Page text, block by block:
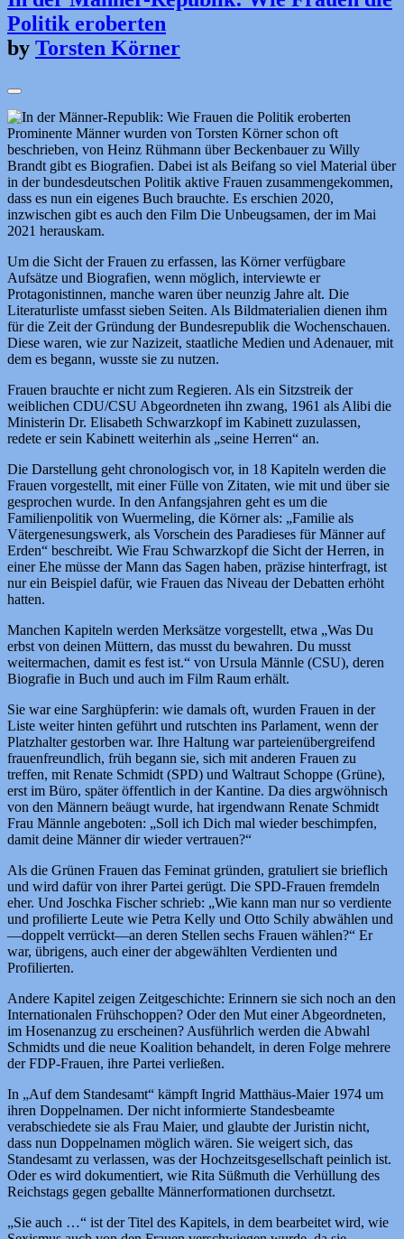
Politik eroberten
by Torsten Körner
Prominente Männer wurden von Torsten Körner schon oft
beschrieben, von Heinz Rühmann über Beckenbauer zu Willy
Brandt gibt es Biografien. Dabei ist als Beifang so viel Material über
in der bundesdeutschen Politik aktive Frauen zusammengekommen,
dass es nun ein eigenes Buch brauchte. Es erschien 2020,
inzwischen gibt es auch den Film Die Unbeugsamen, der im Mai
2021 herauskam.
Um die Sicht der Frauen zu erfassen, las Körner verfügbare
Aufsätze und Biografien, wenn möglich, interviewte er
Protagonistinnen, manche waren über neunzig Jahre alt. Die
Literaturliste umfasst sieben Seiten. Als Bildmaterialien dienen ihm
für die Zeit der Gründung der Bundesrepublik die Wochenschauen.
Diese waren, wie zur Nazizeit, staatliche Medien und Adenauer, mit
dem es begann, wusste sie zu nutzen.
Frauen brauchte er nicht zum Regieren. Als ein Sitzstreik der
weiblichen CDU/CSU Abgeordneten ihn zwang, 1961 als Alibi die
Ministerin Dr. Elisabeth Schwarzkopf im Kabinett zuzulassen,
redete er sein Kabinett weiterhin als „seine Herren“ an.
Die Darstellung geht chronologisch vor, in 18 Kapiteln werden die
Frauen vorgestellt, mit einer Fülle von Zitaten, wie mit und über sie
gesprochen wurde. In den Anfangsjahren geht es um die
Familienpolitik von Wuermeling, die Körner als: „Familie als
Vätergenesungswerk, als Vorschein des Paradieses für Männer auf
Erden“ beschreibt. Wie Frau Schwarzkopf die Sicht der Herren, in
einer Ehe müsse der Mann das Sagen haben, präzise hinterfragt, ist
nur ein Beispiel dafür, wie Frauen das Niveau der Debatten erhöht
hatten.
Manchen Kapiteln werden Merksätze vorgestellt, etwa „Was Du
erbst von deinen Müttern, das musst du bewahren. Du musst
weitermachen, damit es fest ist.“ von Ursula Männle (CSU), deren
Biografie in Buch und auch im Film Raum erhält.
Sie war eine Sarghüpferin: wie damals oft, wurden Frauen in der
Liste weiter hinten geführt und rutschten ins Parlament, wenn der
Platzhalter gestorben war. Ihre Haltung war parteienübergreifend
frauenfreundlich, früh begann sie, sich mit anderen Frauen zu
treffen, mit Renate Schmidt (SPD) und Waltraut Schoppe (Grüne),
erst im Büro, später öffentlich in der Kantine. Da dies argwöhnisch
von den Männern beäugt wurde, hat irgendwann Renate Schmidt
Frau Männle angeboten: „Soll ich Dich mal wieder beschimpfen,
damit deine Männer dir wieder vertrauen?“
Als die Grünen Frauen das Feminat gründen, gratuliert sie brieflich
und wird dafür von ihrer Partei gerügt. Die SPD-Frauen fremdeln
eher. Und Joschka Fischer schrieb: „Wie kann man nur so verdiente
und profilierte Leute wie Petra Kelly und Otto Schily abwählen und
—doppelt verrückt—an deren Stellen sechs Frauen wählen?“ Er
war, übrigens, auch einer der abgewählten Verdienten und
Profilierten.
Andere Kapitel zeigen Zeitgeschichte: Erinnern sie sich noch an den
Internationalen Frühschoppen? Oder den Mut einer Abgeordneten,
im Hosenanzug zu erscheinen? Ausführlich werden die Abwahl
Schmidts und die neue Koalition behandelt, in deren Folge mehrere
der FDP-Frauen, ihre Partei verließen.
In „Auf dem Standesamt“ kämpft Ingrid Matthäus-Maier 1974 um
ihren Doppelnamen. Der nicht informierte Standesbeamte
verabschiedete sie als Frau Maier, und glaubte der Juristin nicht,
dass nun Doppelnamen möglich wären. Sie weigert sich, das
Standesamt zu verlassen, was der Hochzeitsgesellschaft peinlich ist.
Oder es wird dokumentiert, wie Rita Süßmuth die Verhüllung des
Reichstags gegen geballte Männerformationen durchsetzt.
„Sie auch …“ ist der Titel des Kapitels, in dem bearbeitet wird, wie